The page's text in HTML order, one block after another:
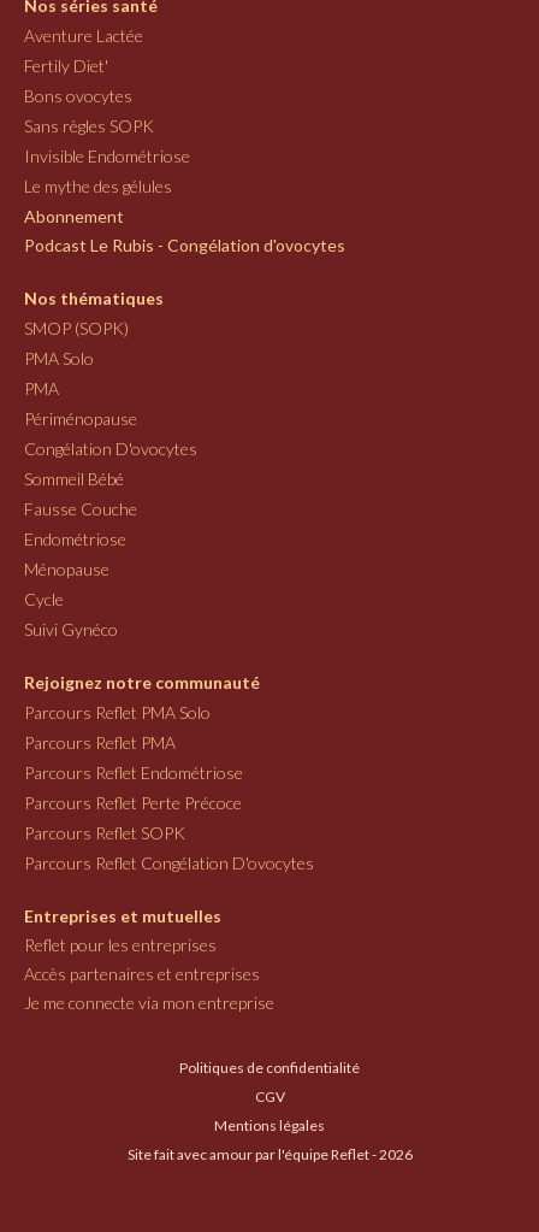
Nos séries santé
Aventure Lactée
Fertily Diet'
Bons ovocytes
Sans règles SOPK
Invisible Endométriose
Le mythe des gélules
Abonnement
Podcast Le Rubis - Congélation d'ovocytes
Nos thématiques
SMOP (SOPK)
PMA Solo
PMA
Périménopause
Congélation D'ovocytes
Sommeil Bébé
Fausse Couche
Endométriose
Ménopause
Cycle
Suivi Gynéco
Rejoignez notre communauté
Parcours Reflet PMA Solo
Parcours Reflet PMA
Parcours Reflet Endométriose
Parcours Reflet Perte Précoce
Parcours Reflet SOPK
Parcours Reflet Congélation D'ovocytes
Entreprises et mutuelles
Reflet pour les entreprises
Accès partenaires et entreprises
Je me connecte via mon entreprise
Politiques de confidentialité
CGV
Mentions légales
Site fait avec amour par l'équipe Reflet - 2026